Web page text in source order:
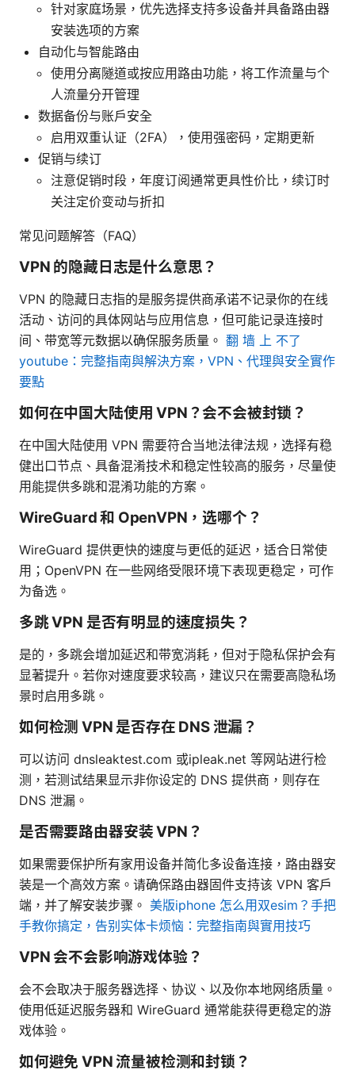
针对家庭场景，优先选择支持多设备并具备路由器
安装选项的方案
自动化与智能路由
使用分离隧道或按应用路由功能，将工作流量与个
人流量分开管理
数据备份与账户安全
启用双重认证（2FA），使用强密码，定期更新
促销与续订
注意促销时段，年度订阅通常更具性价比，续订时
关注定价变动与折扣
常见问题解答（FAQ）
VPN 的隐藏日志是什么意思？
VPN 的隐藏日志指的是服务提供商承诺不记录你的在线
活动、访问的具体网站与应用信息，但可能记录连接时
间、带宽等元数据以确保服务质量。 翻 墙 上 不了
youtube：完整指南與解決方案，VPN、代理與安全實作
要點
如何在中国大陆使用 VPN？会不会被封锁？
在中国大陆使用 VPN 需要符合当地法律法规，选择有稳
健出口节点、具备混淆技术和稳定性较高的服务，尽量使
用能提供多跳和混淆功能的方案。
WireGuard 和 OpenVPN，选哪个？
WireGuard 提供更快的速度与更低的延迟，适合日常使
用；OpenVPN 在一些网络受限环境下表现更稳定，可作
为备选。
多跳 VPN 是否有明显的速度损失？
是的，多跳会增加延迟和带宽消耗，但对于隐私保护会有
显著提升。若你对速度要求较高，建议只在需要高隐私场
景时启用多跳。
如何检测 VPN 是否存在 DNS 泄漏？
可以访问 dnsleaktest.com 或ipleak.net 等网站进行检
测，若测试结果显示非你设定的 DNS 提供商，则存在
DNS 泄漏。
是否需要路由器安装 VPN？
如果需要保护所有家用设备并简化多设备连接，路由器安
装是一个高效方案。请确保路由器固件支持该 VPN 客户
端，并了解安装步骤。 美版iphone 怎么用双esim？手把
手教你搞定，告别实体卡烦恼：完整指南與實用技巧
VPN 会不会影响游戏体验？
会不会取决于服务器选择、协议、以及你本地网络质量。
使用低延迟服务器和 WireGuard 通常能获得更稳定的游
戏体验。
如何避免 VPN 流量被检测和封锁？